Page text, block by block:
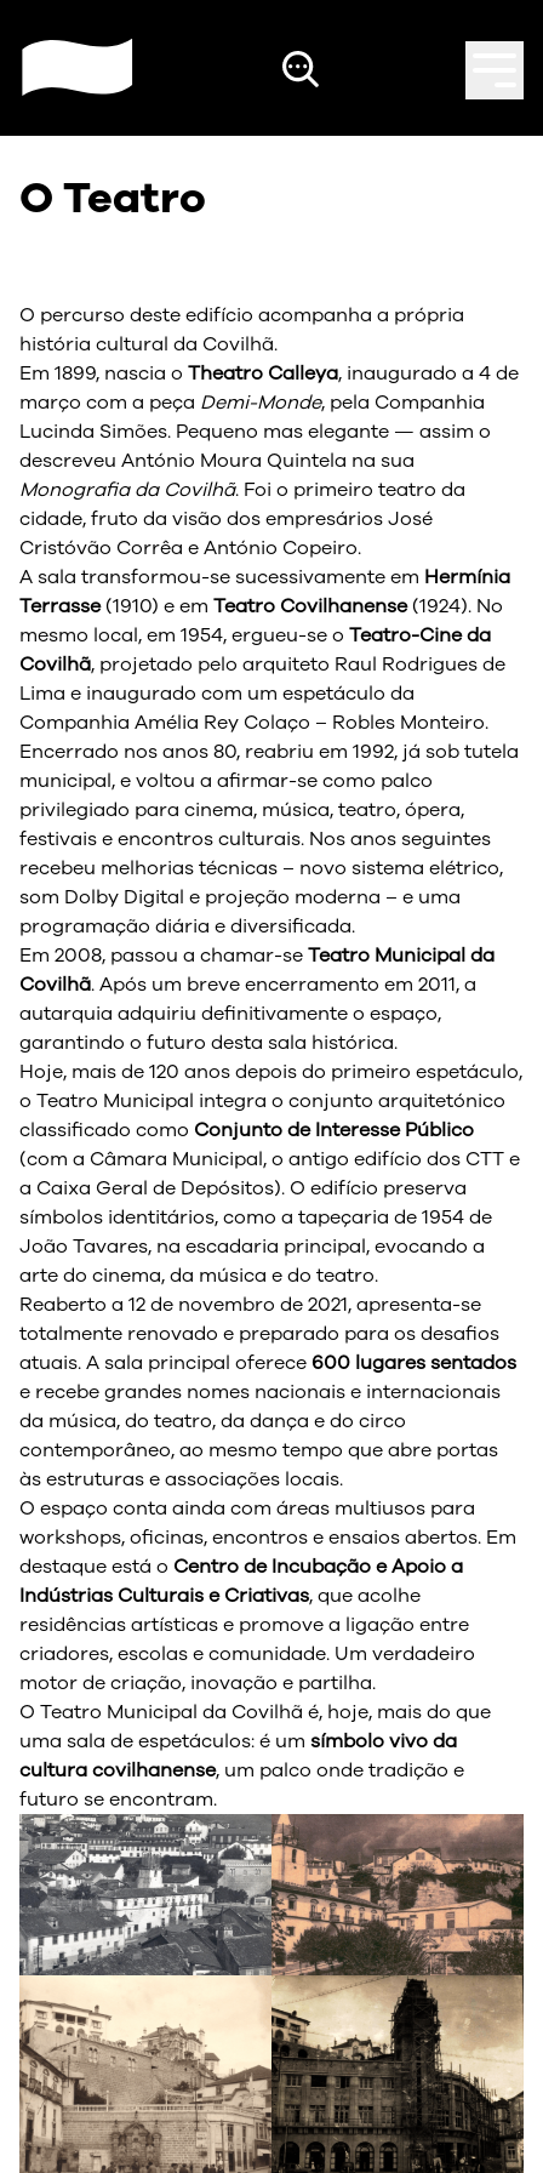
O Teatro
O percurso deste edifício acompanha a própria
história cultural da Covilhã.
Em 1899, nascia o Theatro Calleya, inaugurado a 4 de
março com a peça Demi-Monde, pela Companhia
Lucinda Simões. Pequeno mas elegante — assim o
descreveu António Moura Quintela na sua
Monografia da Covilhã. Foi o primeiro teatro da
cidade, fruto da visão dos empresários José
Cristóvão Corrêa e António Copeiro.
A sala transformou-se sucessivamente em Hermínia
Terrasse(1910) e em Teatro Covilhanense(1924). No
mesmo local, em 1954, ergueu-se o Teatro-Cine da
Covilhã, projetado pelo arquiteto Raul Rodrigues de
Lima e inaugurado com um espetáculo da
Companhia Amélia Rey Colaço – Robles Monteiro.
Encerrado nos anos 80, reabriu em 1992, já sob tutela
municipal, e voltou a afirmar-se como palco
privilegiado para cinema, música, teatro, ópera,
festivais e encontros culturais. Nos anos seguintes
recebeu melhorias técnicas – novo sistema elétrico,
som Dolby Digital e projeção moderna – e uma
programação diária e diversificada.
Em 2008, passou a chamar-seTeatro Municipal da
Covilhã. Após um breve encerramento em 2011, a
autarquia adquiriu definitivamente o espaço,
garantindo o futuro desta sala histórica.
Hoje, mais de 120 anos depois do primeiro espetáculo,
o Teatro Municipal integra o conjunto arquitetónico
classificado como Conjunto de Interesse Público
(com a Câmara Municipal, o antigo edifício dos CTT e
a Caixa Geral de Depósitos). O edifício preserva
símbolos identitários, como a tapeçaria de 1954 de
João Tavares, na escadaria principal, evocando a
arte do cinema, da música e do teatro.
Reaberto a 12 de novembro de 2021, apresenta-se
totalmente renovado e preparado para os desafios
atuais. A sala principal oferece 600 lugares sentados
e recebe grandes nomes nacionais e internacionais
da música, do teatro, da dança e do circo
contemporâneo, ao mesmo tempo que abre portas
às estruturas e associações locais.
O espaço conta ainda com áreas multiusos para
workshops, oficinas, encontros e ensaios abertos. Em
destaque está o Centro de Incubação e Apoio a
Indústrias Culturais e Criativas, que acolhe
residências artísticas e promove a ligação entre
criadores, escolas e comunidade. Um verdadeiro
motor de criação, inovação e partilha.
O Teatro Municipal da Covilhã é, hoje, mais do que
uma sala de espetáculos: é um símbolo vivo da
cultura covilhanense, um palco onde tradição e
futuro se encontram.